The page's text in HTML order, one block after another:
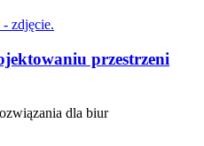
przestrzeni
dla biur